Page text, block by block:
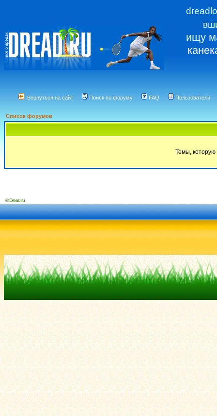
ищу
Вернуться на сайт Поиск по форуму FAQ Пользователи
Список форумов
Темы, которую
© Dread.ru